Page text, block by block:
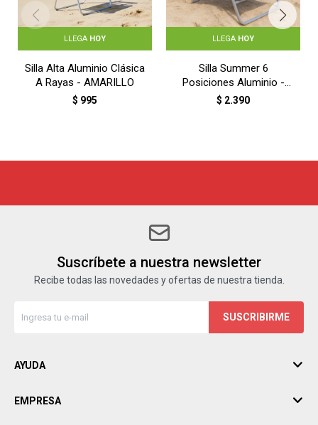
LLEGA HOY
Silla Alta Aluminio Clásica
A Rayas - AMARILLO
$ 995
LLEGA HOY
Silla Summer 6
Posiciones Aluminio -
AZUL
$ 2.390
Suscríbete a nuestra newsletter
Recibe todas las novedades y ofertas de nuestra tienda.
SUSCRIBIRME
AYUDA
EMPRESA